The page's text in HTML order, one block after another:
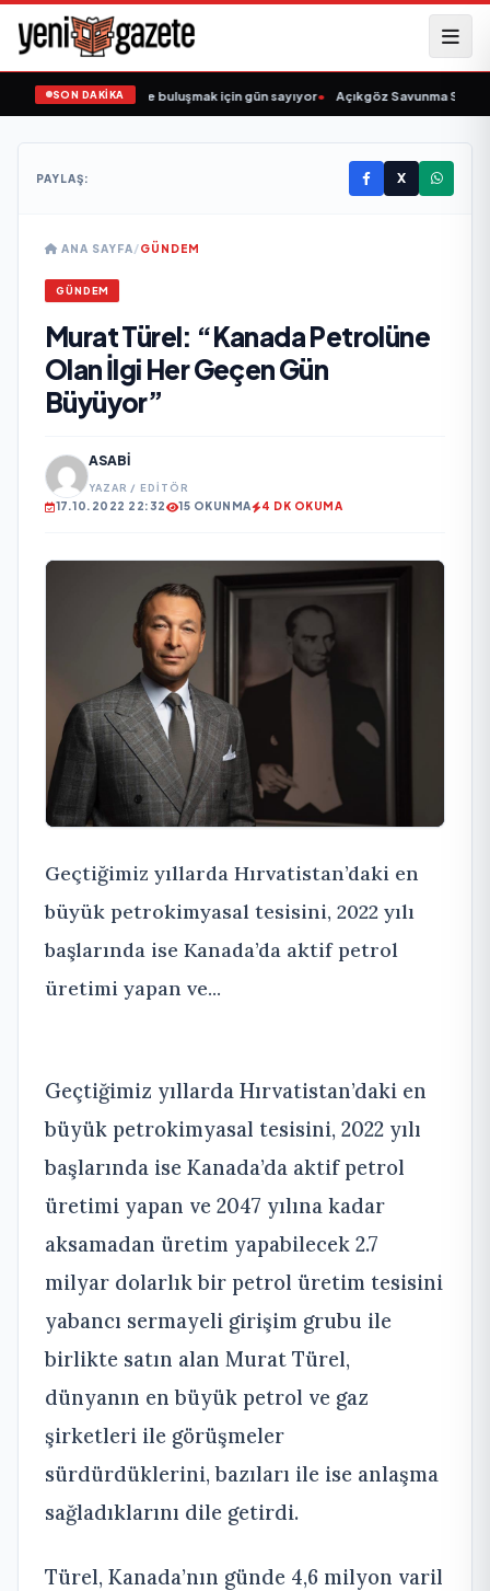
SON DAKİKA
Şarkıcısı” seyircisiyle buluşmak için gün sayıyor• Açıkgöz Savunma Sanayi
PAYLAŞ: X
ANA SAYFA/GÜNDEM
GÜNDEM
Murat Türel: “Kanada Petrolüne
Olan İlgi Her Geçen Gün
Büyüyor”
ASABI
YAZAR / EDITÖR
17.10.2022 22:32 15 OKUNMA 4 DK OKUMA
Geçtiğimiz yıllarda Hırvatistan’daki en
büyük petrokimyasal tesisini, 2022 yılı
başlarında ise Kanada’da aktif petrol
üretimi yapan ve...
Geçtiğimiz yıllarda Hırvatistan’daki en
büyük petrokimyasal tesisini, 2022 yılı
başlarında ise Kanada’da aktif petrol
üretimi yapan ve 2047 yılına kadar
aksamadan üretim yapabilecek 2.7
milyar dolarlık bir petrol üretim tesisini
yabancı sermayeli girişim grubu ile
birlikte satın alan Murat Türel,
dünyanın en büyük petrol ve gaz
şirketleri ile görüşmeler
sürdürdüklerini, bazıları ile ise anlaşma
sağladıklarını dile getirdi.
Türel, Kanada’nın günde 4,6 milyon varil